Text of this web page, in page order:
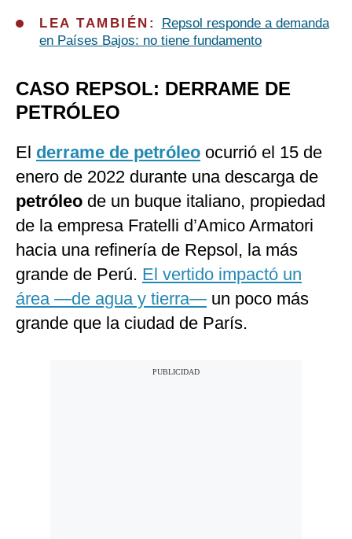
LEA TAMBIÉN:
Repsol responde a demanda
en Países Bajos: no tiene fundamento
CASO REPSOL: DERRAME DE
PETRÓLEO
El derrame de petróleo ocurrió el 15 de
enero de 2022 durante una descarga de
petróleo de un buque italiano, propiedad
de la empresa Fratelli d’Amico Armatori
hacia una refinería de Repsol, la más
grande de Perú. El vertido impactó un
área —de agua y tierra— un poco más
grande que la ciudad de París.